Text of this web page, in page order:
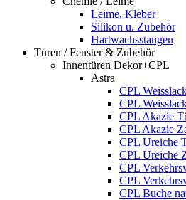
Leime, Kleber
Silikon u. Zubehör
Hartwachsstangen
Türen / Fenster & Zubehör
Innentüren Dekor+CPL
Astra
CPL
CPL
CPL Akazie
CPL Akazie
CPL Ureiche
CPL Ureiche
CPL
CPL
CPL Buche